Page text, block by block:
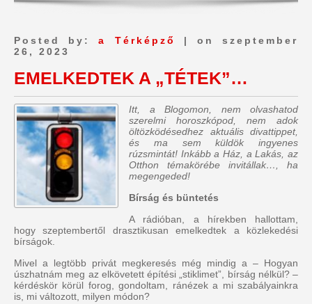
Posted by:a Térképző
| on szeptember
26, 2023
EMELKEDTEK A „TÉTEK”…
Itt, a Blogomon, nem olvashatod
szerelmi horoszkópod, nem adok
öltözködésedhez aktuális divattippet,
és ma sem küldök ingyenes
rúzsmintát! Inkább a Ház, a Lakás, az
Otthon témakörébe invitállak…, ha
megengeded!
Bírság és büntetés
A rádióban, a hírekben hallottam,
hogy szeptembertől drasztikusan emelkedtek a közlekedési
bírságok.
Mivel a legtöbb privát megkeresés még mindig a – Hogyan
úszhatnám meg az elkövetett építési „stiklimet”, bírság nélkül? –
kérdéskör körül forog, gondoltam, ránézek a mi szabályainkra
is, mi változott, milyen módon?